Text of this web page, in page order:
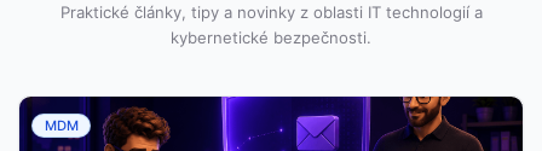
Praktické články, tipy a novinky z oblasti IT technologií a
kybernetické bezpečnosti.
MDM